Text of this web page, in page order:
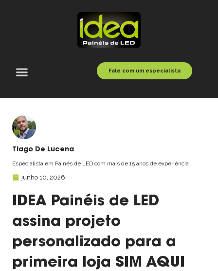
Fale com um especialista
Tiago De Lucena
Especialista em Painés de LED com mais de 15 anos de experiência
junho 10, 2026
IDEA Painéis de LED
assina projeto
personalizado para a
primeira loja SIM AQUI